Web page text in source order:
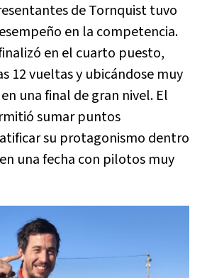
de Tornquist tuvo
en la competencia.
en el cuarto puesto,
12 vueltas y ubicándose muy
una final de gran nivel. El
sumar puntos
su protagonismo dentro
una fecha con pilotos muy